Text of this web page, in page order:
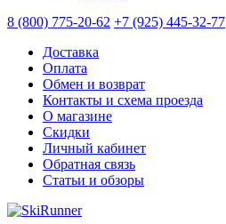
8 (800) 775-20-62 +7 (925) 445-32-77
Доставка
Оплата
Обмен и возврат
Контакты и схема проезда
О магазине
Скидки
Личный кабинет
Обратная связь
Статьи и обзоры